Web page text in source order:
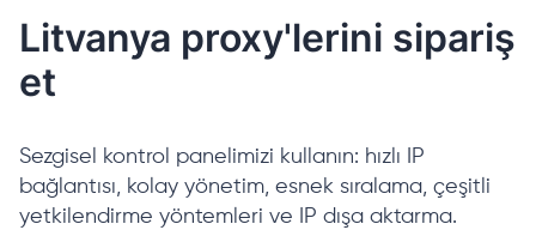
Litvanya proxy'lerini sipariş
et
Sezgisel kontrol panelimizi kullanın: hızlı IP
bağlantısı, kolay yönetim, esnek sıralama, çeşitli
yetkilendirme yöntemleri ve IP dışa aktarma.